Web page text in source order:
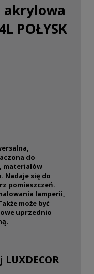
akrylowa
POŁYSK
do
materiałów
Nadaje się do
pomieszczeń.
lamperii,
może być
uprzednio